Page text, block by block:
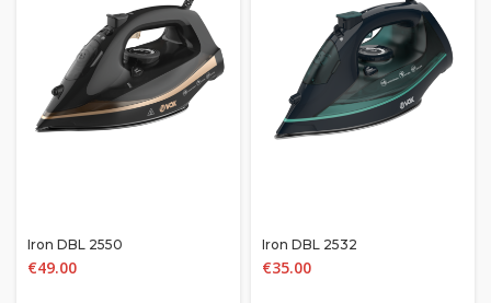
Iron DBL 2550
€49.00
Iron DBL 2532
€35.00